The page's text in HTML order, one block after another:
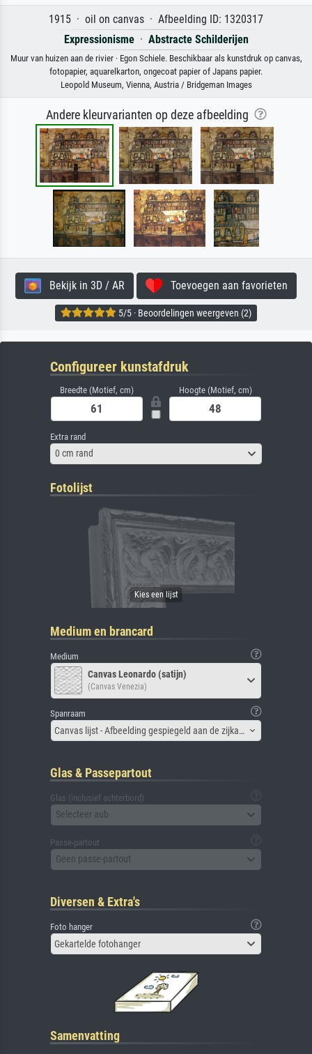
1915 · oil on canvas · Afbeelding ID: 1320317
Expressionisme· Abstracte Schilderijen
Muur van huizen aan de rivier · Egon Schiele. Beschikbaar als kunstdruk op canvas,
fotopapier, aquarelkarton, ongecoat papier of Japans papier.
Leopold Museum, Vienna, Austria / Bridgeman Images
Andere kleurvarianten op deze afbeelding
Bekijk in 3D / AR Toevoegen aan favorieten
5/5 · Beoordelingen weergeven (2)
Configureer kunstafdruk
Breedte (Motief, cm) Hoogte (Motief, cm)
Extra rand
0 cm rand
Fotolijst
Medium en brancard
Medium
Canvas Leonardo (satijn)
(Canvas Venezia)
Spanraam
Canvas lijst - Afbeelding gespiegeld aan de zijkant
Glas & Passepartout
Glas (inclusief achterbord)
Selecteer aub
Passe-partout
Geen passe-partout
Diversen & Extra's
Foto hanger
Gekartelde fotohanger
Samenvatting